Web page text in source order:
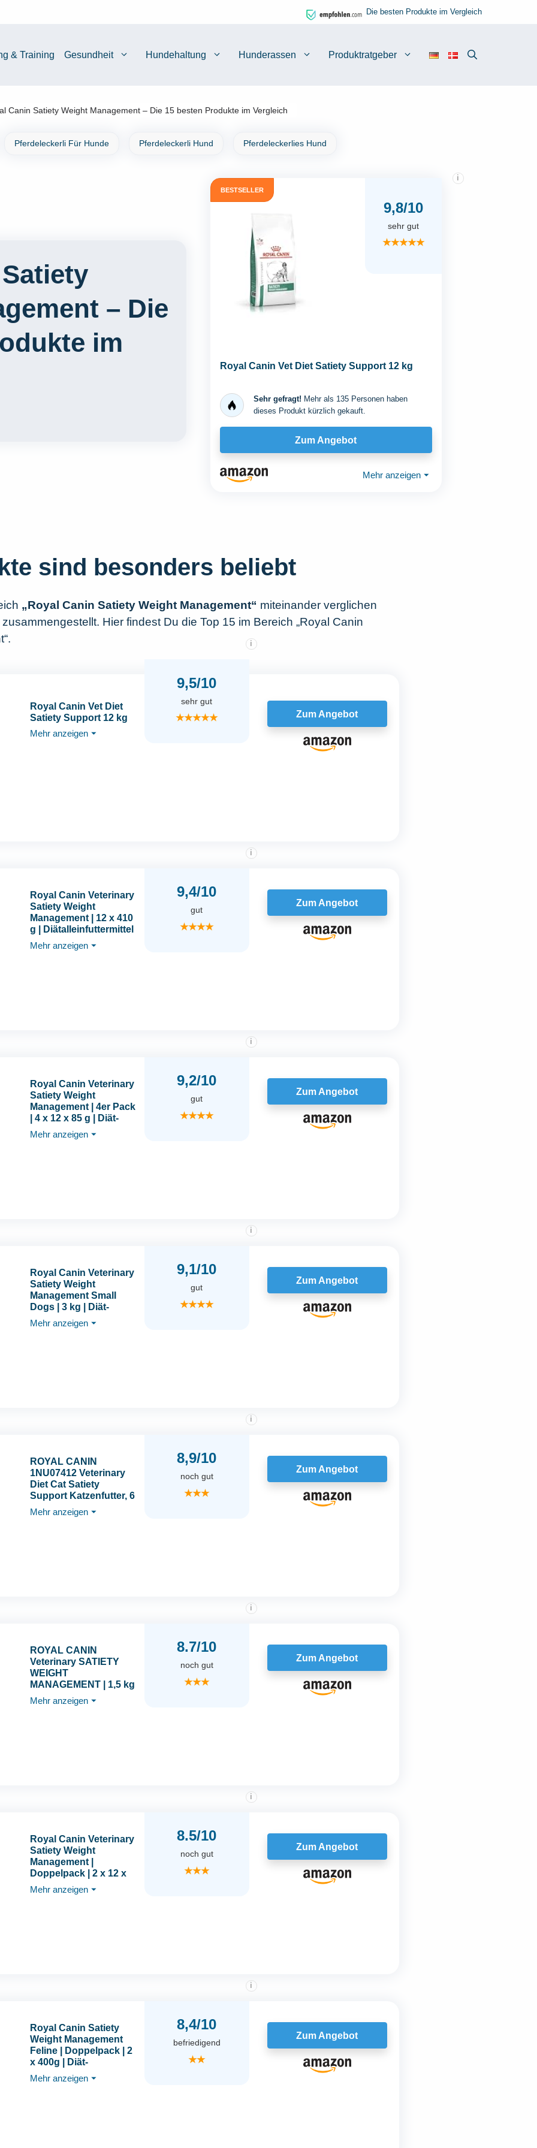
Die besten Produkte im Vergleich
& Training Gesundheit Hundehaltung Hunderassen Produktratgeber
Canin Satiety Weight Management – Die 15 besten Produkte im Vergleich
Pferdeleckerli Für Hunde Pferdeleckerli Hund Pferdeleckerlies Hund
– Die
im
BESTSELLER
9,8/10
i
sehr gut
★★★★★
Royal Canin Vet Diet Satiety Support 12 kg
Sehr gefragt! Mehr als 135 Personen haben
dieses Produkt kürzlich gekauft.
Zum Angebot
Mehr anzeigen ⏷
sind besonders beliebt
„Royal Canin Satiety Weight Management“ miteinander verglichen
Hier findest Du die Top 15 im Bereich „Royal Canin
Royal Canin Vet Diet
Satiety Support 12 kg
Mehr anzeigen ⏷
9,5/10
i
sehr gut
★★★★★ Zum Angebot
Royal Canin Veterinary
Satiety Weight
Management | 12 x 410
g | Diätalleinfuttermittel
adulte Hunde | Kann
zur Verringerung von
Mehr anzeigen ⏷
9,4/10
i
gut
★★★★
Zum Angebot
Royal Canin Veterinary
Satiety Weight
Management | 4er Pack
| 4 x 12 x 85 g | Diät-
Alleinfuttermittel für
Katzen | Zur
Mehr anzeigen ⏷
9,2/10
i
gut
★★★★
Zum Angebot
Royal Canin Veterinary
Satiety Weight
Management Small
Dogs | 3 kg | Diät-
Alleinfuttermittel für
Hunde zur
Mehr anzeigen ⏷
9,1/10
i
gut
★★★★
Zum Angebot
ROYAL CANIN
1NU07412 Veterinary
Diet Cat Satiety
Support Katzenfutter, 6
kg (1er Pack)
Mehr anzeigen ⏷
8,9/10
i
noch gut
★★★
Zum Angebot
ROYAL CANIN
Veterinary SATIETY
WEIGHT
MANAGEMENT | 1,5 kg
| Diät-Alleinfuttermittel
für Hunde |
Mehr anzeigen ⏷
8.7/10
i
noch gut
★★★
Zum Angebot
Royal Canin Veterinary
Satiety Weight
Management |
Doppelpack | 2 x 12 x
85 g | Diät-
Alleinfuttermittel für
Mehr anzeigen ⏷
8.5/10
i
noch gut
★★★
Zum Angebot
Royal Canin Satiety
Weight Management
Feline | Doppelpack | 2
x 400g | Diät-
Alleinfuttermittel für
Katzen | Für Katzen mit
Mehr anzeigen ⏷
8,4/10
i
befriedigend
★★
Zum Angebot